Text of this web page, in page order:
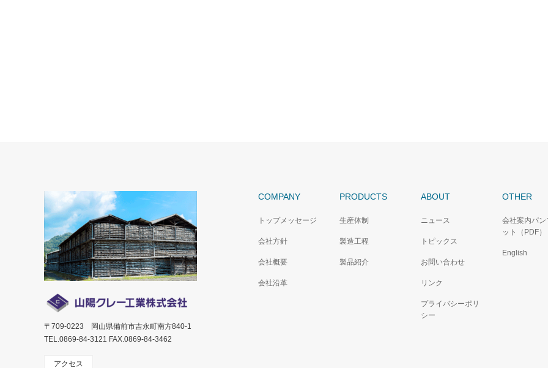
COMPANY
トップメッセージ
会社方針
会社概要
会社沿革
PRODUCTS
生産体制
製造工程
製品紹介
ABOUT
ニュース
トピックス
お問い合わせ
リンク
プライバシーポリ
シー
OTHER
会社案内パン
ット（PDF）
English
〒709-0223 岡山県備前市吉永町南方840-1
TEL.0869-84-3121 FAX.0869-84-3462
アクセス